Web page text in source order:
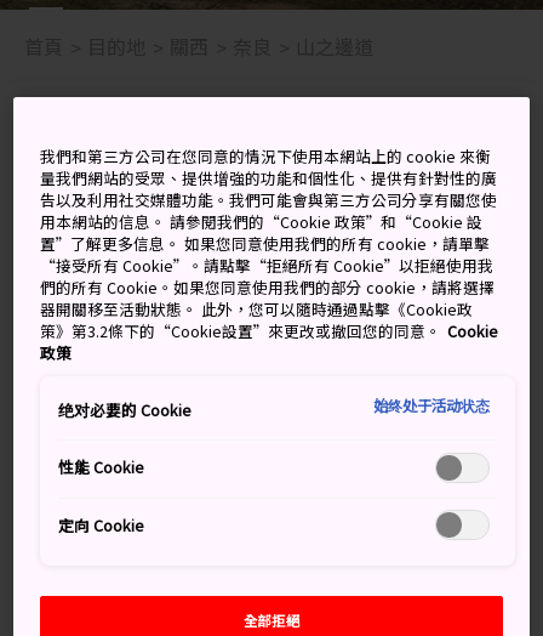
山之邊道位於奈良盆地東部邊緣，是日本記錄中最古老的
道路。該道屬於新海道 (Shinkaido) 的一部分，新海道的
起點位於江戶，也就是現在的東京，蜿蜒曲折地穿過一片
散落著天皇陵墓和被遺忘的寺廟廢墟的土地。
山之邊道道路平緩，適合健行，讓您近距離感受日本的農
村生活。一路上您會遇到友善的當地人，以及無人看管的
別錯過
繞著有著奇特鑰匙孔形狀的天皇陵墓走一圈
我們和第三方公司在您同意的情況下使用本網站上的 cookie 來衡
量我們網站的受眾、提供增強的功能和個性化、提供有針對性的廣
告以及利用社交媒體功能。我們可能會與第三方公司分享有關您使
用本網站的信息。 請參閱我們的“Cookie 政策”和“Cookie 設
置”了解更多信息。 如果您同意使用我們的所有 cookie，請單擊
“接受所有 Cookie”。請點擊“拒絕所有 Cookie”以拒絕使用我
們的所有 Cookie。如果您同意使用我們的部分 cookie，請將選擇
器開關移至活動狀態。 此外，您可以隨時通過點擊《Cookie政
策》第3.2條下的“Cookie設置”來更改或撤回您的同意。 Cookie
政策
绝对必要的 Cookie 始终处于活动状态
性能 Cookie
定向 Cookie
全部拒絕